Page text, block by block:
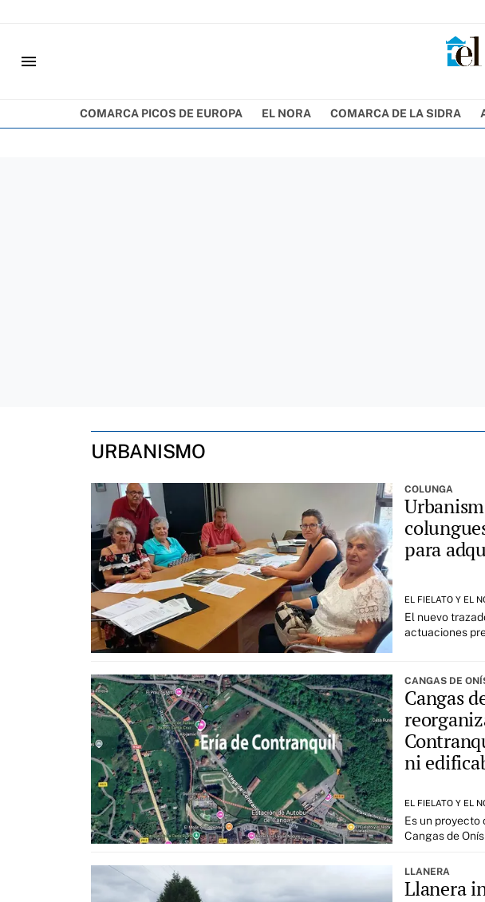
menu
COMARCA PICOS DE EUROPA EL NORA COMARCA DE LA SIDRA
URBANISMO
COLUNGA
para
EL FIELATO Y EL
El nuevo
actuaciones
CANGAS DE
Cangas
ni
EL FIELATO Y EL
Es un
Cangas de Onís
LLANERA
Llanera